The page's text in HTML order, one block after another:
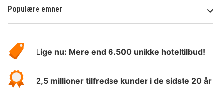
Populære emner
HotelSpecials
Lige nu: Mere end 6.500 unikke hoteltilbud!
2,5 millioner tilfredse kunder i de sidste 20 år